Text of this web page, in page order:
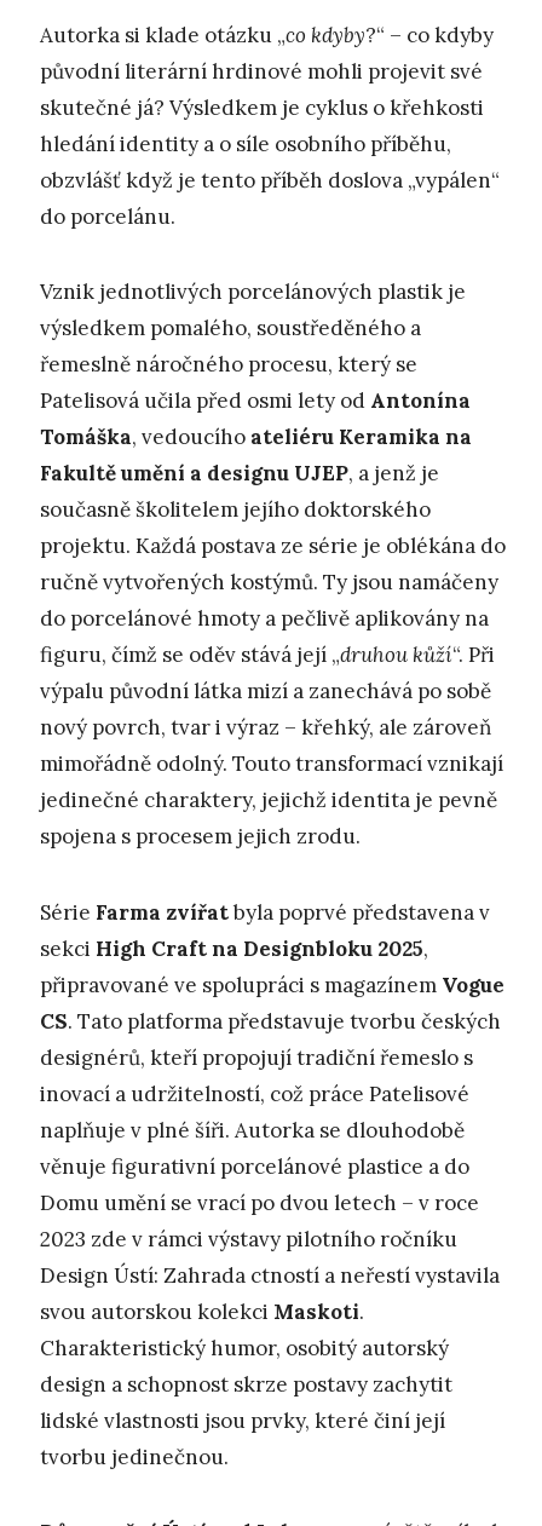
Autorka si klade otázku „co kdyby?“ – co kdyby
původní literární hrdinové mohli projevit své
skutečné já? Výsledkem je cyklus o křehkosti
hledání identity a o síle osobního příběhu,
obzvlášť když je tento příběh doslova „vypálen“
do porcelánu.
Vznik jednotlivých porcelánových plastik je
výsledkem pomalého, soustředěného a
řemeslně náročného procesu, který se
Patelisová učila před osmi lety od Antonína
Tomáška, vedoucího ateliéru Keramika na
Fakultě umění a designu UJEP, a jenž je
současně školitelem jejího doktorského
projektu. Každá postava ze série je oblékána do
ručně vytvořených kostýmů. Ty jsou namáčeny
do porcelánové hmoty a pečlivě aplikovány na
figuru, čímž se oděv stává její „druhou kůží“. Při
výpalu původní látka mizí a zanechává po sobě
nový povrch, tvar i výraz – křehký, ale zároveň
mimořádně odolný. Touto transformací vznikají
jedinečné charaktery, jejichž identita je pevně
spojena s procesem jejich zrodu.
Série Farma zvířatbyla poprvé představena v
sekci High Craft na Designbloku 2025,
připravované ve spolupráci s magazínem Vogue
CS. Tato platforma představuje tvorbu českých
designérů, kteří propojují tradiční řemeslo s
inovací a udržitelností, což práce Patelisové
naplňuje v plné šíři. Autorka se dlouhodobě
věnuje figurativní porcelánové plastice a do
Domu umění se vrací po dvou letech – v roce
2023 zde v rámci výstavy pilotního ročníku
Design Ústí: Zahrada ctností a neřestí vystavila
svou autorskou kolekci Maskoti.
Charakteristický humor, osobitý autorský
design a schopnost skrze postavy zachytit
lidské vlastnosti jsou prvky, které činí její
tvorbu jedinečnou.